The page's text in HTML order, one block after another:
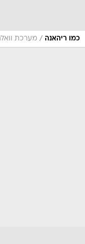
כמו ריהאנה / מערכת